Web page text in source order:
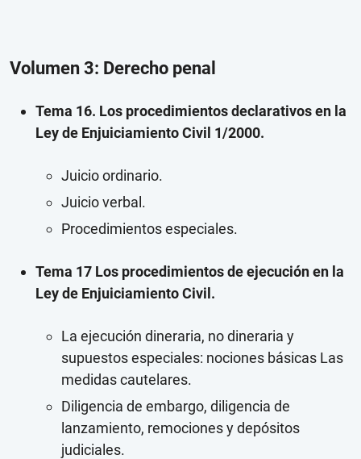
Volumen 3: Derecho penal
Tema 16. Los procedimientos declarativos en la
Ley de Enjuiciamiento Civil 1/2000.
Juicio ordinario.
Juicio verbal.
Procedimientos especiales.
Tema 17 Los procedimientos de ejecución en la
Ley de Enjuiciamiento Civil.
La ejecución dineraria, no dineraria y
supuestos especiales: nociones básicas Las
medidas cautelares.
Diligencia de embargo, diligencia de
lanzamiento, remociones y depósitos
judiciales.